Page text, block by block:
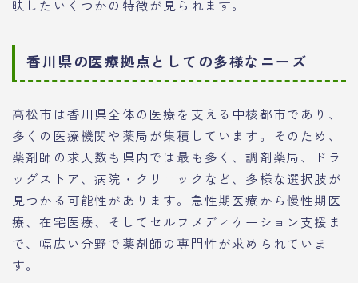
映したいくつかの特徴が見られます。
香川県の医療拠点としての多様なニーズ
高松市は香川県全体の医療を支える中核都市であり、
多くの医療機関や薬局が集積しています。そのため、
薬剤師の求人数も県内では最も多く、調剤薬局、ドラ
ッグストア、病院・クリニックなど、多様な選択肢が
見つかる可能性があります。急性期医療から慢性期医
療、在宅医療、そしてセルフメディケーション支援ま
で、幅広い分野で薬剤師の専門性が求められていま
す。